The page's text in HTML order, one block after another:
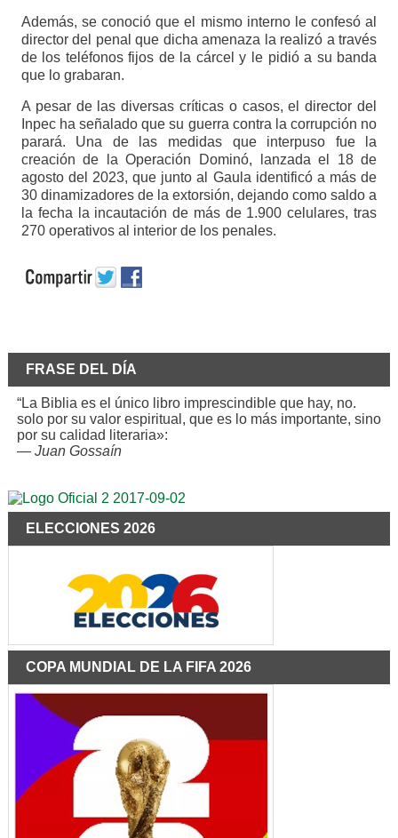
Además, se conoció que el mismo interno le confesó al
director del penal que dicha amenaza la realizó a través
de los teléfonos fijos de la cárcel y le pidió a su banda
que lo grabaran.
A pesar de las diversas críticas o casos, el director del
Inpec ha señalado que su guerra contra la corrupción no
parará. Una de las medidas que interpuso fue la
creación de la Operación Dominó, lanzada el 18 de
agosto del 2023, que junto al Gaula identificó a más de
30 dinamizadores de la extorsión, dejando como saldo a
la fecha la incautación de más de 1.900 celulares, tras
270 operativos al interior de los penales.
FRASE DEL DÍA
“La Biblia es el único libro imprescindible que hay, no.
solo por su valor espiritual, que es lo más importante, sino
por su calidad literaria»:
— Juan Gossaín
ELECCIONES 2026
COPA MUNDIAL DE LA FIFA 2026